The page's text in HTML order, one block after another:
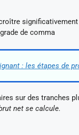
de comma
: les étapes de
sur des tranches
net se calcule.